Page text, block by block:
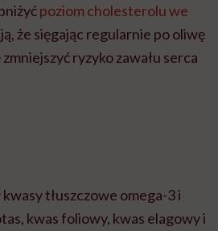
poziom cholesterolu we
że sięgając regularnie po oliwę
ryzyko zawału serca
tłuszczowe omega-3 i
kwas foliowy, kwas elagowy i